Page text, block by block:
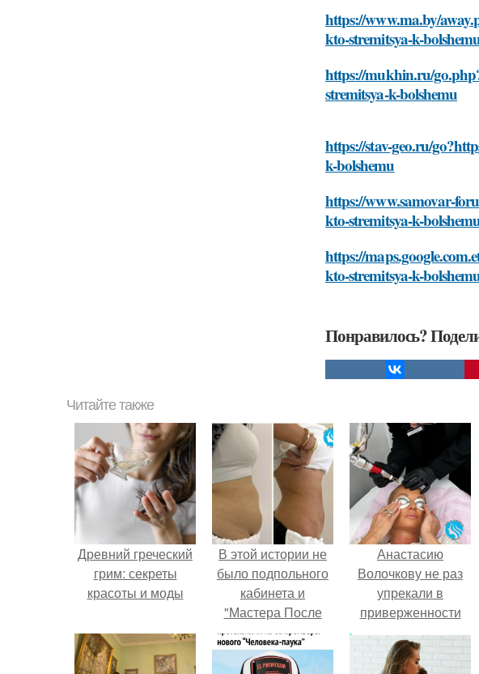
https://www.ma.by/
kto-stremitsya-k-
https://mukhin.ru/
stremitsya-k-bolshemu
https://stav-geo.ru/
k-bolshemu
https://www.samovar-
kto-stremitsya-k-
https://
kto-stremitsya-k-
Понравилось?
Читайте также
Древний греческий
грим: секреты
красоты и моды
В этой истории не
было подпольного
кабинета и
"Мастера После
Двухнедельных
Курсов".
Анастасию
Волочкову не раз
упрекали в
приверженности
устаревшим бьюти -
процедурам.